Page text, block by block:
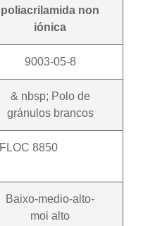
poliacrilamida non
iónica
9003-05-8
& nbsp; Polo de
gránulos brancos
FLOC 8850
Baixo-medio-alto-
moi alto